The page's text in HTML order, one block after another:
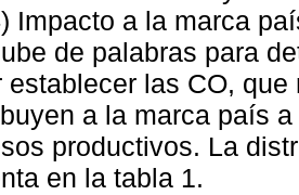
Impacto a la marca
de palabras para
establecer las CO,
a la marca país
productivos. La
en la tabla 1.